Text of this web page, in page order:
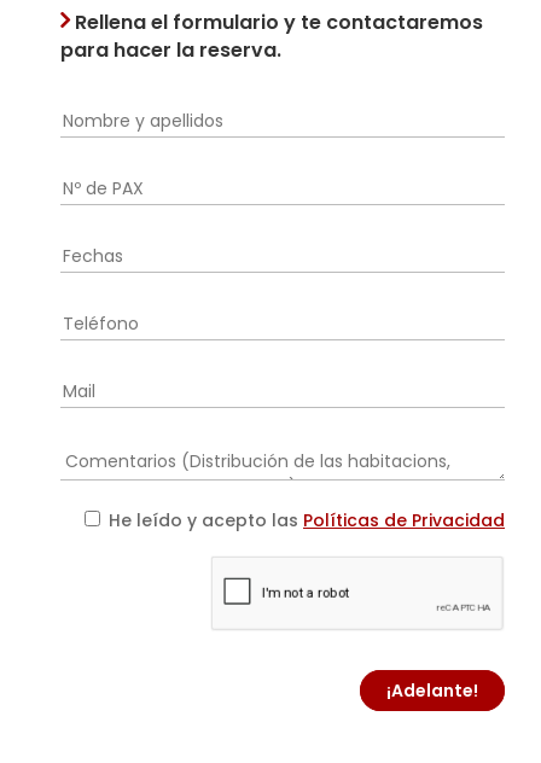
Rellena el formulario y te contactaremos
para hacer la reserva.
He leído y acepto las Políticas de Privacidad
¡Adelante!